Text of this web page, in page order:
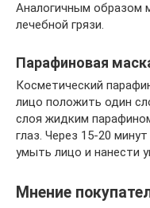
Аналогичным образом
лечебной грязи.
Парафиновая
Косметический
лицо положить один
слоя жидким
глаз. Через 15-20
умыть лицо и нанести
Мнение